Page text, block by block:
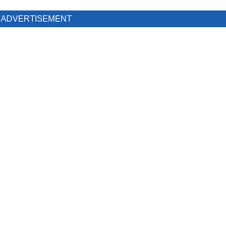
ADVERTISEMENT